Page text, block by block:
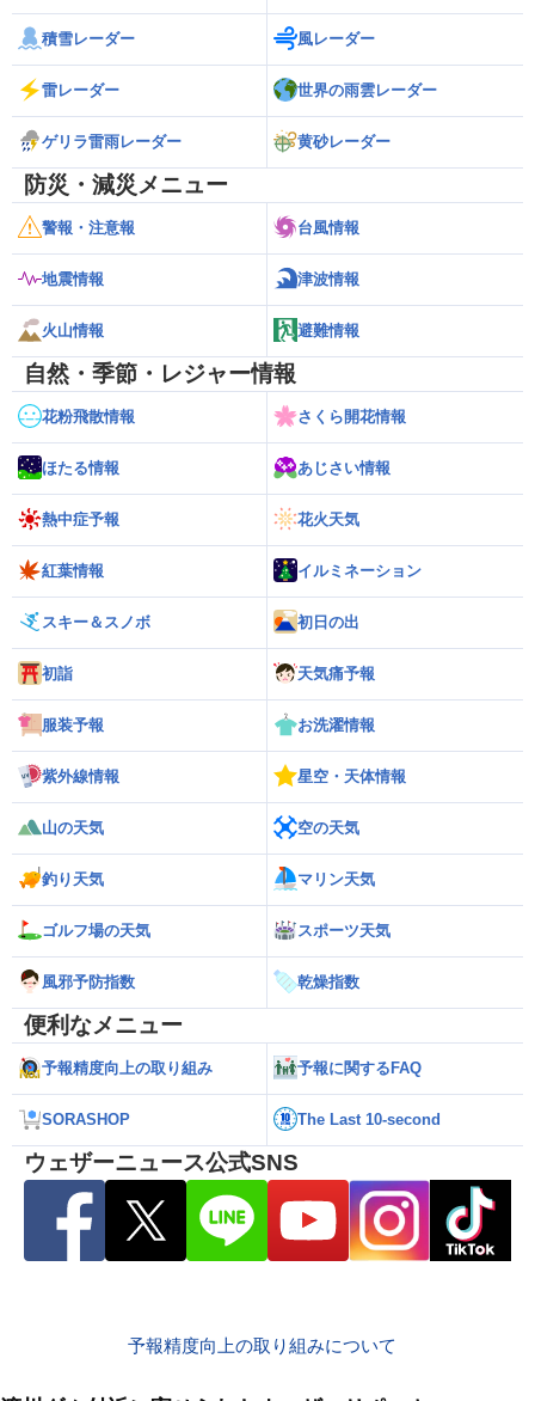
積雪レーダー 風レーダー
雷レーダー 世界の雨雲レーダー
ゲリラ雷雨レーダー 黄砂レーダー
防災・減災メニュー
警報・注意報 台風情報
地震情報 津波情報
火山情報 避難情報
自然・季節・レジャー情報
花粉飛散情報 さくら開花情報
ほたる情報 あじさい情報
熱中症予報 花火天気
紅葉情報 イルミネーション
スキー＆スノボ 初日の出
初詣 天気痛予報
服装予報 お洗濯情報
紫外線情報 星空・天体情報
山の天気 空の天気
釣り天気 マリン天気
ゴルフ場の天気 スポーツ天気
風邪予防指数 乾燥指数
便利なメニュー
予報精度向上の取り組み 予報に関するFAQ
SORASHOP The Last 10-second
ウェザーニュース公式SNS
予報精度向上の取り組みについて